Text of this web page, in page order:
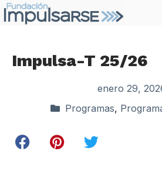
Impulsa-T 25/26
enero 29,
Programas,